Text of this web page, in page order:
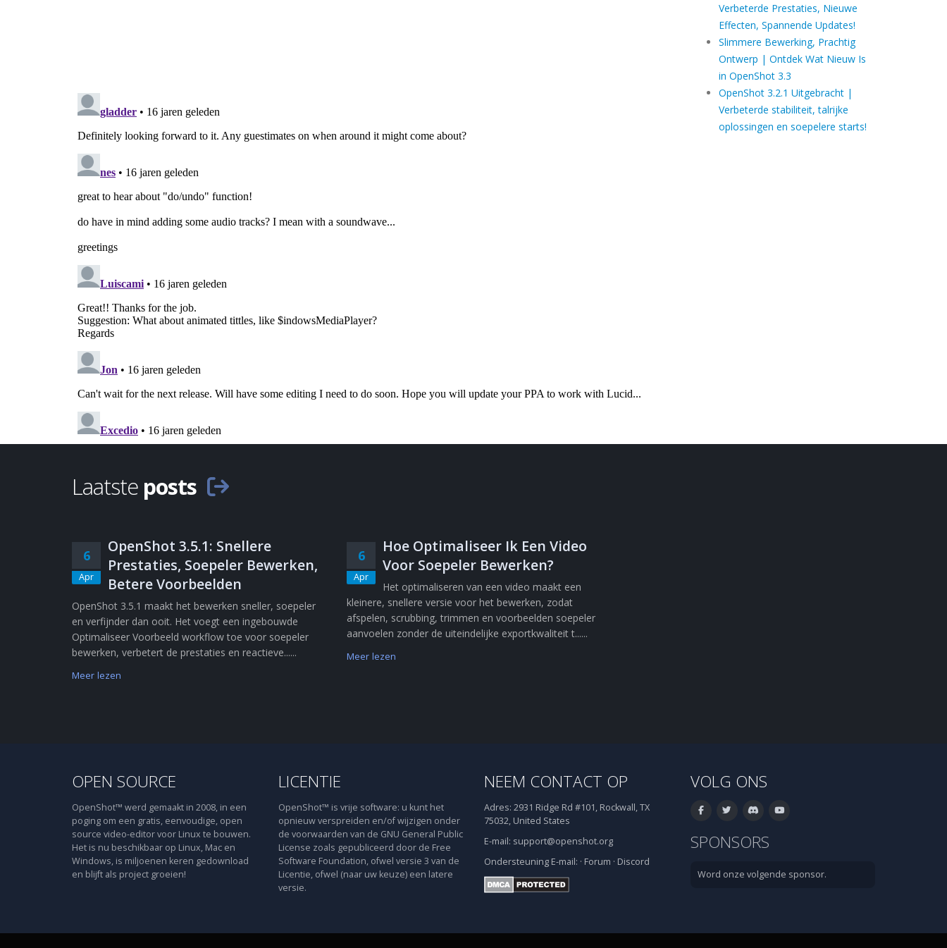
Verbeterde Prestaties, Nieuwe
Effecten, Spannende Updates!
Slimmere Bewerking, Prachtig
Ontwerp | Ontdek Wat Nieuw Is
in OpenShot 3.3
OpenShot 3.2.1 Uitgebracht |
Verbeterde stabiliteit, talrijke
oplossingen en soepelere starts!
Laatste posts
6
Apr
OpenShot 3.5.1: Snellere
Prestaties, Soepeler Bewerken,
Betere Voorbeelden
OpenShot 3.5.1 maakt het bewerken sneller, soepeler
en verfijnder dan ooit. Het voegt een ingebouwde
Optimaliseer Voorbeeld workflow toe voor soepeler
bewerken, verbetert de prestaties en reactieve......
Meer lezen
6
Apr
Hoe Optimaliseer Ik Een Video
Voor Soepeler Bewerken?
Het optimaliseren van een video maakt een
kleinere, snellere versie voor het bewerken, zodat
afspelen, scrubbing, trimmen en voorbeelden soepeler
aanvoelen zonder de uiteindelijke exportkwaliteit t......
Meer lezen
OPEN SOURCE
OpenShot™ werd gemaakt in 2008, in een
poging om een gratis, eenvoudige, open
source video-editor voor Linux te bouwen.
Het is nu beschikbaar op Linux, Mac en
Windows, is miljoenen keren gedownload
en blijft als project groeien!
LICENTIE
OpenShot™ is vrije software: u kunt het
opnieuw verspreiden en/of wijzigen onder
de voorwaarden van de GNU General Public
License zoals gepubliceerd door de Free
Software Foundation, ofwel versie 3 van de
Licentie, ofwel (naar uw keuze) een latere
versie.
NEEM CONTACT OP
Adres: 2931 Ridge Rd #101, Rockwall, TX
75032, United States
E-mail: support@openshot.org
Ondersteuning E-mail: · Forum · Discord
VOLG ONS
SPONSORS
Word onze volgende sponsor.